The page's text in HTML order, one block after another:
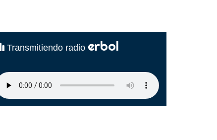
Transmitiendo radio erbol